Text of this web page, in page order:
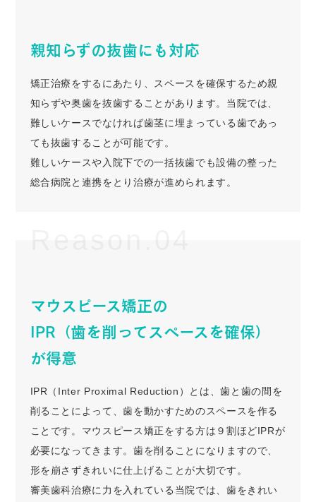
親知らずの抜歯にも対応
矯正治療をするにあたり、スペースを確保するため親
知らずや奥歯を抜歯することがあります。当院では、
難しいケースでなければ歯茎に埋まっている歯であっ
ても抜歯することが可能です。
難しいケースや入院下での一括抜歯でも設備の整った
総合病院と連携をとり治療が進められます。
マウスピース矯正の
IPR（歯を削ってスペースを確保）
が得意
IPR（Inter Proximal Reduction）とは、歯と歯の間を
削ることによって、歯を動かすためのスペースを作る
ことです。マウスピース矯正をする方は９割ほどIPRが
必要になってきます。歯を削ることになりますので、
形を崩さずきれいに仕上げることが大切です。
審美歯科治療に力を入れている当院では、歯をきれい